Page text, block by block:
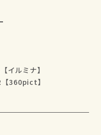
イルミナ】
【360pict】